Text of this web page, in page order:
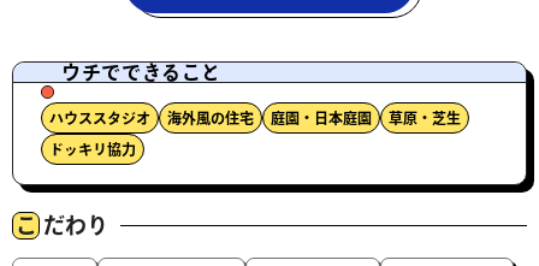
ウチでできること
ハウススタジオ 海外風の住宅 庭園・日本庭園 草原・芝生
ドッキリ協力
こ だわり